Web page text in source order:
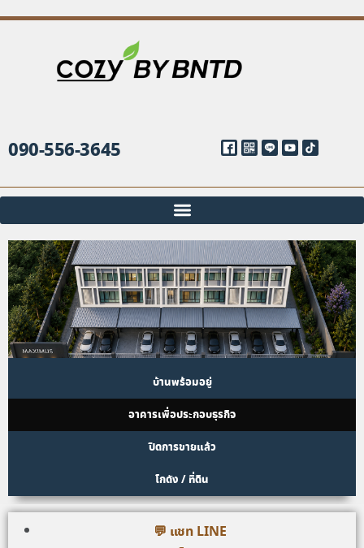
090-556-3645
บ้านพร้อมอยู่
อาคารเพื่อประกอบธุรกิจ
ปิดการขายแล้ว
โกดัง / ที่ดิน
💬 แชท LINE